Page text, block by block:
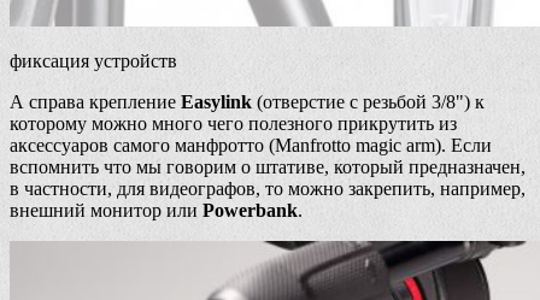
фиксация устройств
А справа крепление Easylink (отверстие с резьбой 3/8") к
которому можно много чего полезного прикрутить из
аксессуаров самого манфротто (Manfrotto magic arm). Если
вспомнить что мы говорим о штативе, который предназначен,
в частности, для видеографов, то можно закрепить, например,
внешний монитор или Powerbank.